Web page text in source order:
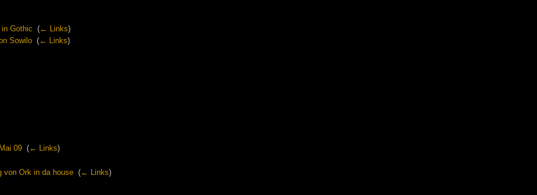
Gothic
(← Links)
Sowilo‎ (← Links)
09‎ (← Links)
von Ork in da house‎ (← Links)